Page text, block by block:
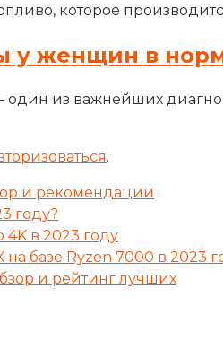
которое
у женщин в
из важнейших
.
и рекомендации
году?
в 2023 году
базе Ryzen 7000 в 2023
и рейтинг лучших